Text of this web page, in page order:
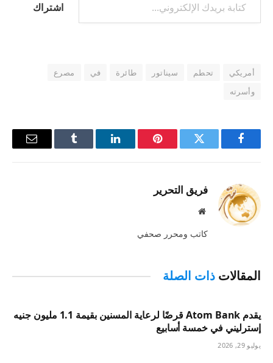
اشتراك
أمريكي تحطم سيناتور طائرة في
مصرع
وأسرته
فيسبوك تويتر بينتيريستلينكدإن Tumblr
البريد
فريق التحرير
موقع
كاتب ومحرر صحفي
المقالات ذات الصلة
يقدم Atom Bank قرضًا لرعاية المسنين بقيمة 1.1 مليون جنيه
إسترليني في خمسة أسابيع
يوليو 29, 2026